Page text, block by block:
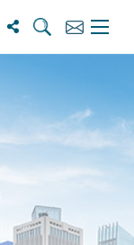
搜尋 訂閱主選